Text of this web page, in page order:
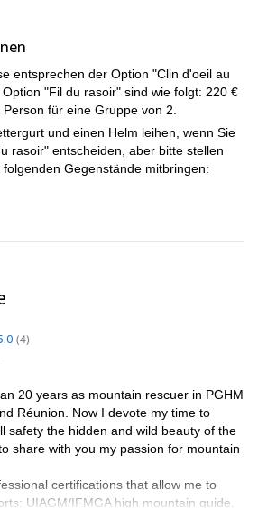
entsprechen der Option "Clin d'oeil au
"Fil du rasoir" sind wie folgt: 220 €
für eine Gruppe von 2.
und einen Helm leihen, wenn Sie
rasoir" entscheiden, aber bitte stellen
Gegenstände mitbringen:
(4)
20 years as mountain rescuer in PGHM
Réunion. Now I devote my time to
safety the hidden and wild beauty of the
share with you my passion for mountain
certifications that allow me to
UIAGM/IFMGA high mountain guide,